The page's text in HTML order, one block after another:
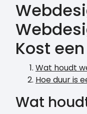
Kost
Wat houdt
Hoe duur is
Wat